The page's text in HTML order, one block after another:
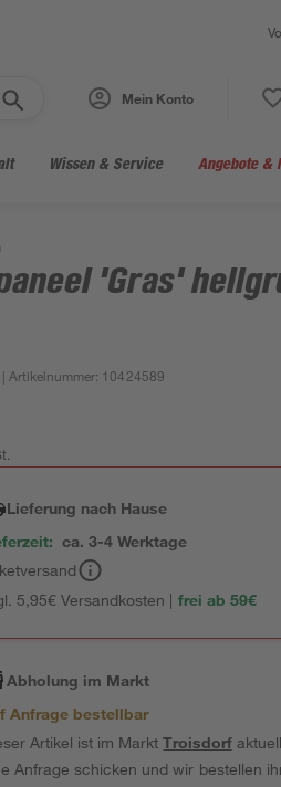
Mein Konto
Wissen & Service Angebote &
'Gras'
| Artikelnummer: 10424589
Lieferung nach Hause
ca. 3-4 Werktage
5,95€ Versandkosten | frei ab 59€
Abholung im Markt
Anfrage bestellbar
Artikel ist im MarktTroisdorf
Anfrage schicken und wir bestellen